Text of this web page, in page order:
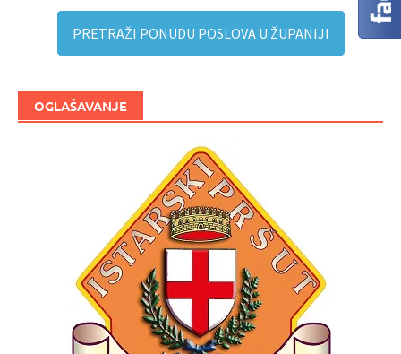
PRETRAŽI PONUDU POSLOVA U ŽUPANIJI
OGLAŠAVANJE